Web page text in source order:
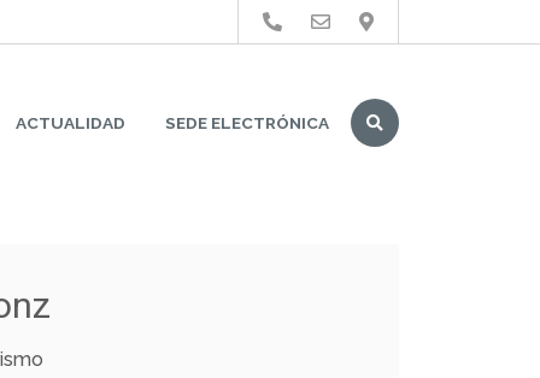
ACTUALIDAD SEDE ELECTRÓNICA
Buscar